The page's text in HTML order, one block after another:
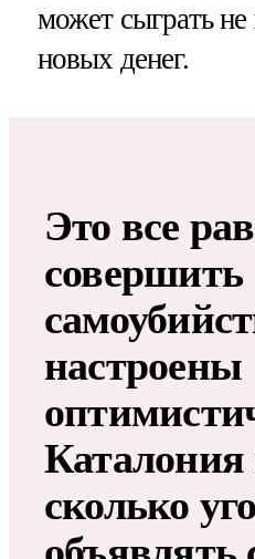
может сыграть не
новых денег.
Это все
совершить
настроены
сколько